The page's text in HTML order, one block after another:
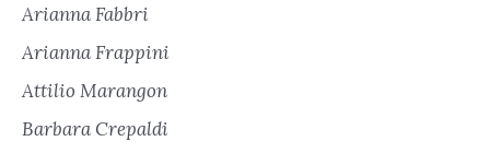
Arianna Fabbri
Arianna Frappini
Attilio Marangon
Barbara Crepaldi